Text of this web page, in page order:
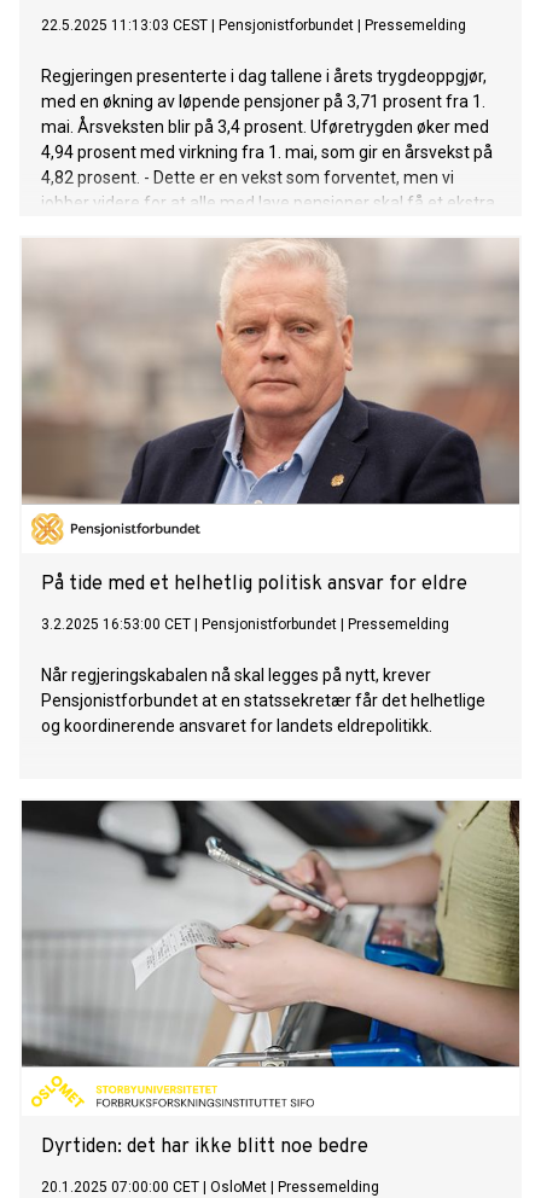
22.5.2025 11:13:03 CEST Pensjonistforbundet Pressemelding
Regjeringen presenterte i dag tallene i årets trygdeoppgjør,
med en økning av løpende pensjoner på 3,71 prosent fra 1.
mai. Årsveksten blir på 3,4 prosent. Uføretrygden øker med
4,94 prosent med virkning fra 1. mai, som gir en årsvekst på
4,82 prosent. - Dette er en vekst som forventet, men vi
jobber videre for at alle med lave pensjoner skal få et ekstra
På tide med et helhetlig politisk ansvar for eldre
3.2.2025 16:53:00 CET Pensjonistforbundet Pressemelding
Når regjeringskabalen nå skal legges på nytt, krever
Pensjonistforbundet at en statssekretær får det helhetlige
og koordinerende ansvaret for landets eldrepolitikk.
Dyrtiden: det har ikke blitt noe bedre
20.1.2025 07:00:00 CET OsloMet Pressemelding